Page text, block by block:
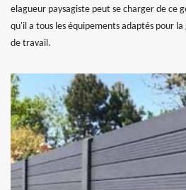
elagueur paysagiste peut se charger de ce
qu'il a tous les équipements adaptés pour
de travail.